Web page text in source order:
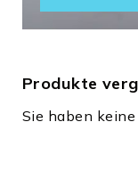
Produkte
Sie haben